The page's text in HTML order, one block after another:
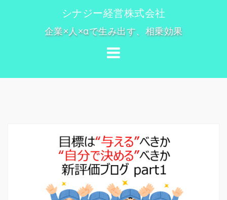
シナジー経営株式会社
企業×人×αで生み出す、相乗効果